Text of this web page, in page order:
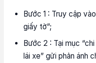
Bước 1 : Truy cập
giấy tờ”;
Bước 2 : Tại mục
lái xe” gửi phản ánh